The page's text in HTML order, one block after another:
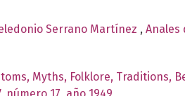
Serrano Martínez , Anales
Myths, Folklore, Traditions,